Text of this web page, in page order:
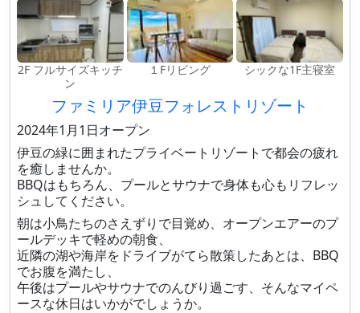
2F フルサイズキッチ
ン
１Fリビング シックな1F主寝室
ファミリア伊豆フォレストリゾート
2024年1月1日オープン
伊豆の緑に囲まれたプライベートリゾートで都会の疲れ
を癒しませんか。
BBQはもちろん、プールとサウナで身体も心もリフレッ
シュしてください。
朝は小鳥たちのさえずりで目覚め、オープンエアーのプ
ールデッキで軽めの朝食、
近隣の湖や海岸をドライブがてら散策したあとは、BBQ
でお腹を満たし、
午後はプールやサウナでのんびり過ごす、そんなマイペ
ースな休日はいかがでしょうか。